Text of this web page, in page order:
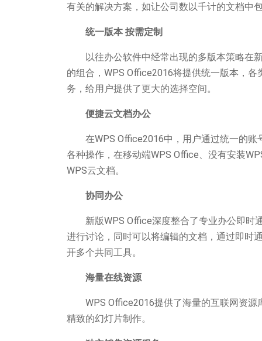
有关的解决方案，如让公司数以千计的文档中
统一版本 按需定制
以往办公软件中经常出现的多版本策略在新
的组合，WPS Office2016将提供统一版本，
务，给用户提供了更大的选择空间。
便捷云文档办公
在WPS Office2016中，用户通过统一的账
各种操作，在移动端WPS Office、没有安装
WPS云文档。
协同办公
新版WPS Office深度整合了专业办公即时
进行讨论，同时可以将编辑的文档，通过即时
开多个共同工具。
海量在线资源
WPS Office2016提供了海量的互联网资源
精致的幻灯片制作。